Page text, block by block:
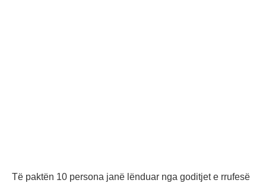
Të paktën 10 persona janë lënduar nga goditjet e rrufesë